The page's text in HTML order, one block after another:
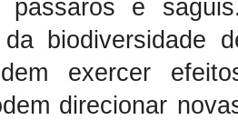
pássaros e
da biodiversidade
exercer
direcionar